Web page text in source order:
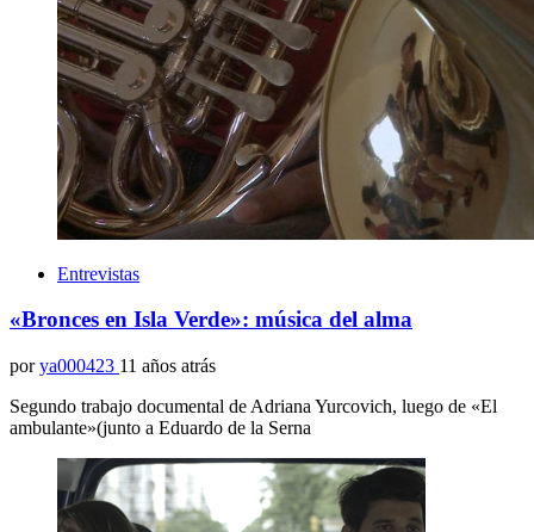
Entrevistas
«Bronces en Isla Verde»: música del alma
por ya000423 11 años atrás
Segundo trabajo documental de Adriana Yurcovich, luego de «El
ambulante»(junto a Eduardo de la Serna